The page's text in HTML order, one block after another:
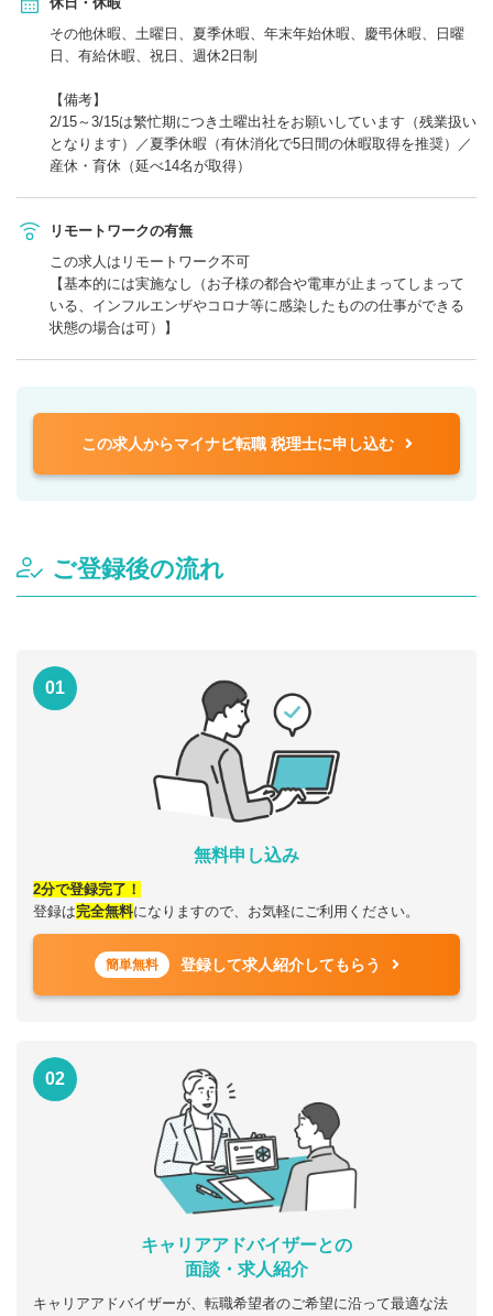
その他休暇、土曜日、夏季休暇、年末年始休暇、慶弔休暇、日曜
日、有給休暇、祝日、週休2日制
【備考】
2/15～3/15は繁忙期につき土曜出社をお願いしています（残業扱い
となります）／夏季休暇（有休消化で5日間の休暇取得を推奨）／
産休・育休（延べ14名が取得）
リモートワークの有無
この求人はリモートワーク不可
【基本的には実施なし（お子様の都合や電車が止まってしまって
いる、インフルエンザやコロナ等に感染したものの仕事ができる
状態の場合は可）】
この求人からマイナビ転職 税理士に申し込む
ご登録後の流れ
01
無料申し込み
2分で登録完了！
登録は完全無料になりますので、お気軽にご利用ください。
簡単無料 登録して求人紹介してもらう
02
キャリアアドバイザーとの
面談・求人紹介
キャリアアドバイザーが、転職希望者のご希望に沿って最適な法